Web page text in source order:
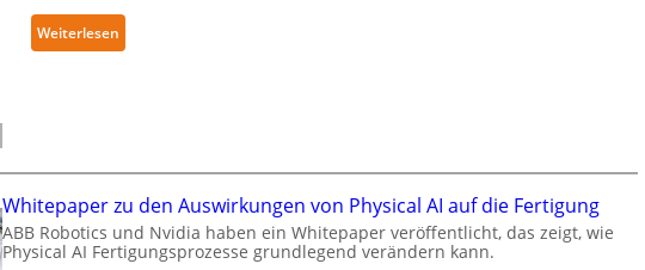
y
-
l
-
2
-
o
t
e
i
t
Weiterlesen:
A
m
e
L
Whitepaper zu den Auswirkungen von Physical AI auf die Fertigung
ABB Robotics und Nvidia haben ein Whitepaper veröffentlicht, das zeigt, wie
Physical AI Fertigungsprozesse grundlegend verändern kann.